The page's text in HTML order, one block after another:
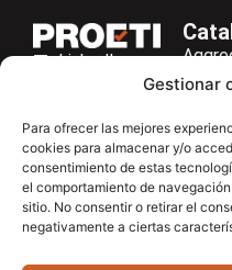
Gestionar
Para ofrecer las mejores
cookies para almacenar y/o
consentimiento de estas
el comportamiento de
sitio. No consentir o retirar el
negativamente a ciertas
LinkedIn
+34 916 28
29 40
Ctra de
Algete, Av
M-106, Km
Rocks
Soils